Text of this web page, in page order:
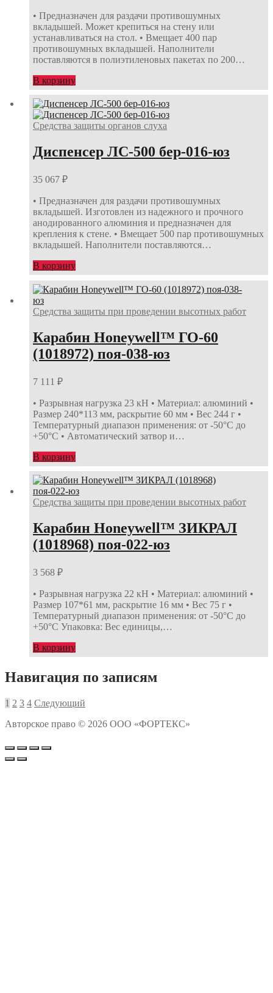
• Предназначен для раздачи противошумных
вкладышей. Может крепиться на стену или
устанавливаться на стол. • Вмещает 400 пар
противошумных вкладышей. Наполнители
поставляются в полиэтиленовых пакетах по 200…
В корзину
Средства защиты органов слуха
Диспенсер ЛС-500 бер-016-юз
35 067 ₽
• Предназначен для раздачи противошумных
вкладышей. Изготовлен из надежного и прочного
анодированного алюминия и предназначен для
крепления к стене. • Вмещает 500 пар противошумных
вкладышей. Наполнители поставляются…
В корзину
Средства защиты при проведении высотных работ
Карабин Honeywell™ ГО-60
(1018972) поя-038-юз
7 111 ₽
• Разрывная нагрузка 23 кН • Материал: алюминий •
Размер 240*113 мм, раскрытие 60 мм • Вес 244 г •
Температурный диапазон применения: от -50°С до
+50°С • Автоматический затвор и…
В корзину
Средства защиты при проведении высотных работ
Карабин Honeywell™ ЗИКРАЛ
(1018968) поя-022-юз
3 568 ₽
• Разрывная нагрузка 22 кН • Материал: алюминий •
Размер 107*61 мм, раскрытие 16 мм • Вес 75 г •
Температурный диапазон применения: от -50°С до
+50°С Упаковка: Вес единицы,…
В корзину
Навигация по записям
1 2 3 4 Следующий
Авторское право © 2026 ООО «ФОРТЕКС»